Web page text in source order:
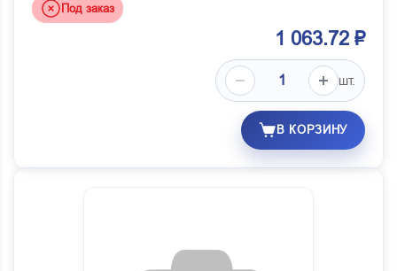
Под заказ
1 063.72 ₽
шт.
В КОРЗИНУ